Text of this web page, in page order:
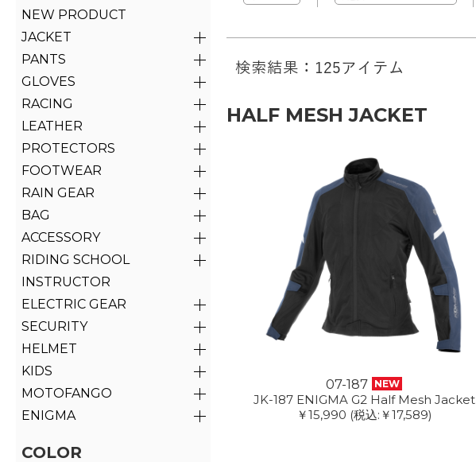
NEW PRODUCT
JACKET
PANTS
GLOVES
RACING
LEATHER
PROTECTORS
FOOTWEAR
RAIN GEAR
BAG
ACCESSORY
RIDING SCHOOL
INSTRUCTOR
ELECTRIC GEAR
SECURITY
HELMET
KIDS
MOTOFANGO
ENIGMA
COLOR
検索結果：125アイテム
HALF MESH JACKET
07-187 NEW
JK-187 ENIGMA G2 Half Mesh Jacket
￥15,990 (税込:￥17,589)